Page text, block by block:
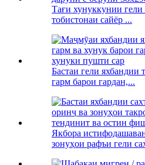
Тағи хунуккунии
тобистонаи сайёр ...
Бастаи гели яхбандии
гарм барои гардан,...
Якбора
зонуҳои рафъи гели